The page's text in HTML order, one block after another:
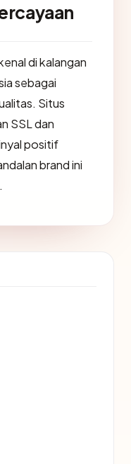
di kalangan
sebagai
Situs
SSL dan
positif
brand ini